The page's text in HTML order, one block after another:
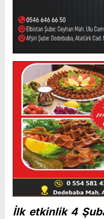
İlk etkinlik 4